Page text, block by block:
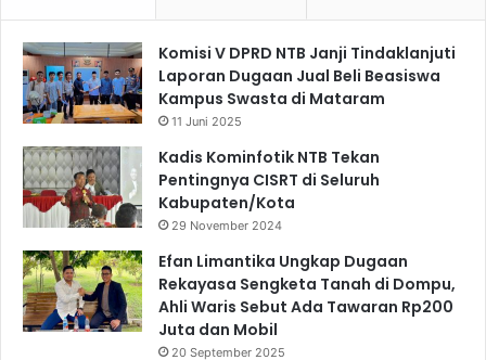
Komisi V DPRD NTB Janji Tindaklanjuti
Laporan Dugaan Jual Beli Beasiswa
Kampus Swasta di Mataram
11 Juni 2025
Kadis Kominfotik NTB Tekan
Pentingnya CISRT di Seluruh
Kabupaten/Kota
29 November 2024
Efan Limantika Ungkap Dugaan
Rekayasa Sengketa Tanah di Dompu,
Ahli Waris Sebut Ada Tawaran Rp200
Juta dan Mobil
20 September 2025